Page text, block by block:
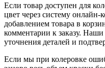
Если товар доступен для
цвет через систему онлайн-
добавлением товара в
комментарии к заказу.
уточнения деталей и
Если мы при колеровке